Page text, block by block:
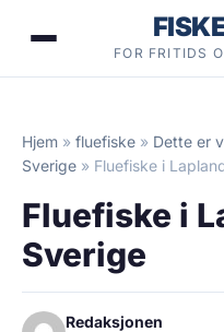
FOR FRITIDS
Hjem » fluefiske » Dette er
Sverige » Fluefiske i
Fluefiske i
Sverige
Redaksjonen